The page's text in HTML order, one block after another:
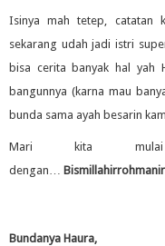
Isinya mah tetep, catatan
sekarang udah jadi istri
bisa cerita banyak hal yah
bangunnya (karna mau
bunda sama ayah besarin
Mari kita
dengan…
Bundanya Haura,